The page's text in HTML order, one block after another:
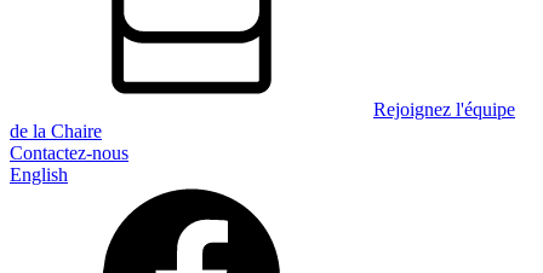
Rejoignez l'équipe
de la Chaire
Contactez-nous
English